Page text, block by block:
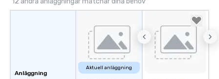
Anläggning
Aktuell anläggning